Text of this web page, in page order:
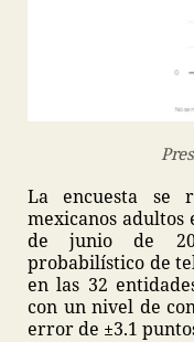
La encuesta se
mexicanos adultos
de junio de
probabilístico de
en las 32
con un nivel de
error de ±3.1